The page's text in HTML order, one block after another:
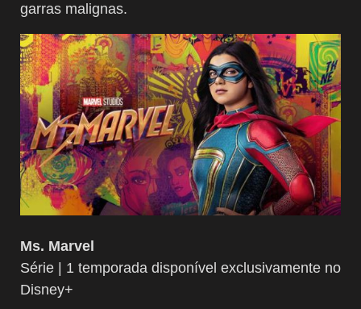
garras malignas.
Ms. Marvel
Série | 1 temporada disponível exclusivamente no
Disney+